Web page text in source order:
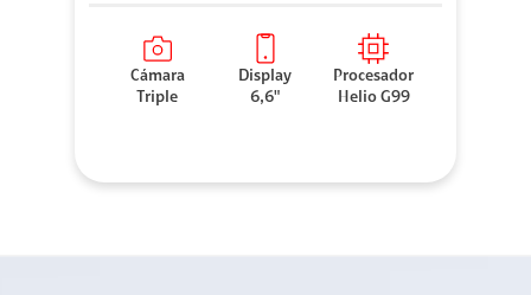
Cámara
Triple
Display
6,6"
Procesador
Helio G99